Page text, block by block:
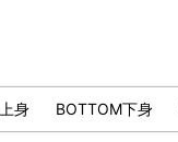
身 BOTTOM下身